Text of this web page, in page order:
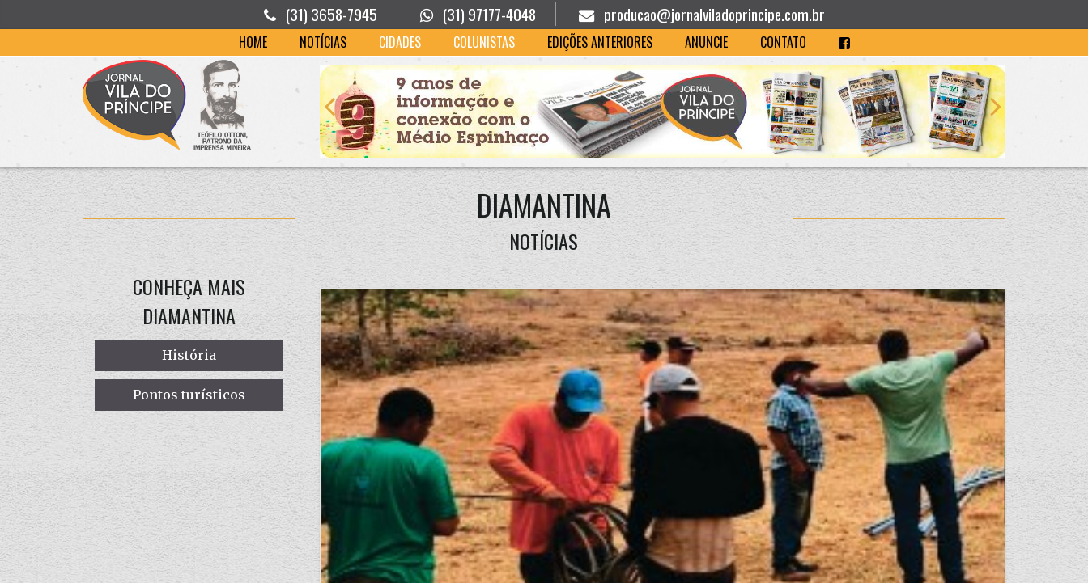
(31) 3658-7945 (31) 97177-4048 producao@jornalviladoprincipe.com.br
HOME NOTÍCIAS CIDADES COLUNISTAS EDIÇÕES ANTERIORES ANUNCIE CONTATO
DIAMANTINA
NOTÍCIAS
CONHEÇA MAIS
DIAMANTINA
História
Pontos turísticos